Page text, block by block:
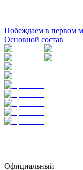
Побеждаем в первом
Основной состав
Официальный